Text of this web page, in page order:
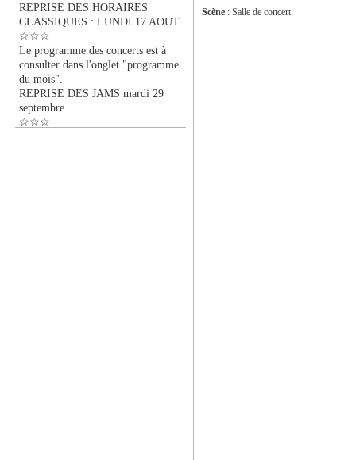
REPRISE DES HORAIRES
CLASSIQUES : LUNDI 17 AOUT
☆☆☆
Le programme des concerts est à
consulter dans l'onglet "programme
du mois".
REPRISE DES JAMS mardi 29
septembre
☆☆☆
Scène : Salle de concert